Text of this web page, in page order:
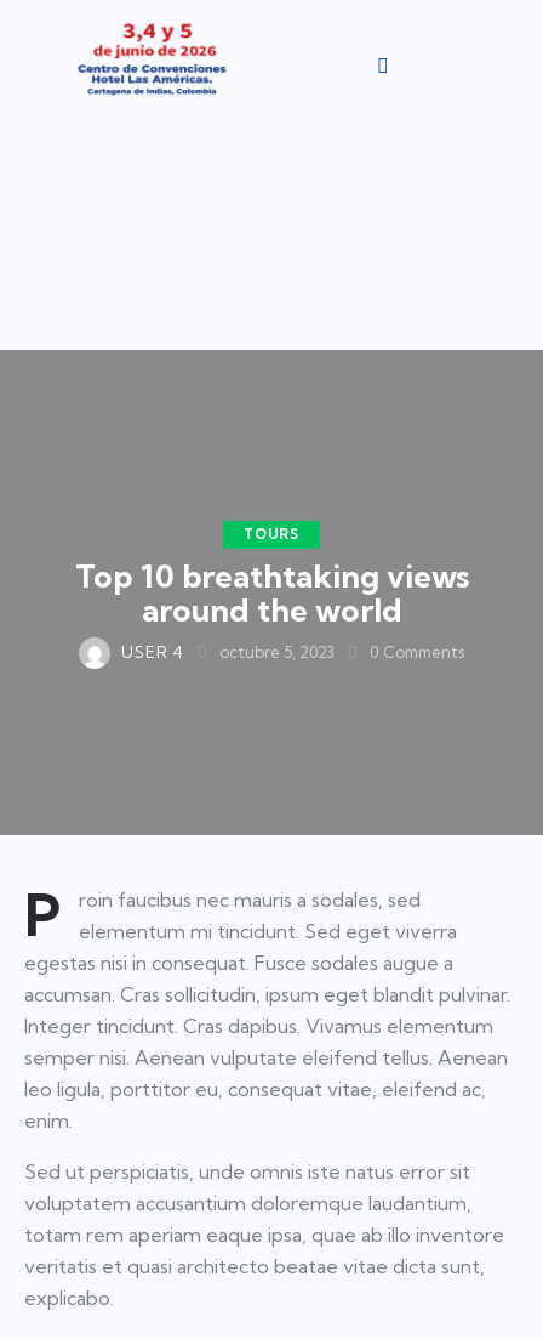
TOURS
Top 10 breathtaking views
around the world
USER 4 octubre 5, 2023 0 Comments
P
roin faucibus nec mauris a sodales, sed
elementum mi tincidunt. Sed eget viverra
egestas nisi in consequat. Fusce sodales augue a
accumsan. Cras sollicitudin, ipsum eget blandit pulvinar.
Integer tincidunt. Cras dapibus. Vivamus elementum
semper nisi. Aenean vulputate eleifend tellus. Aenean
leo ligula, porttitor eu, consequat vitae, eleifend ac,
enim.
Sed ut perspiciatis, unde omnis iste natus error sit
voluptatem accusantium doloremque laudantium,
totam rem aperiam eaque ipsa, quae ab illo inventore
veritatis et quasi architecto beatae vitae dicta sunt,
explicabo.